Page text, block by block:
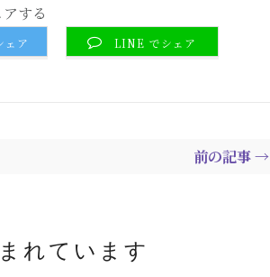
する
ア LINE でシェア
前の記事 →
れています